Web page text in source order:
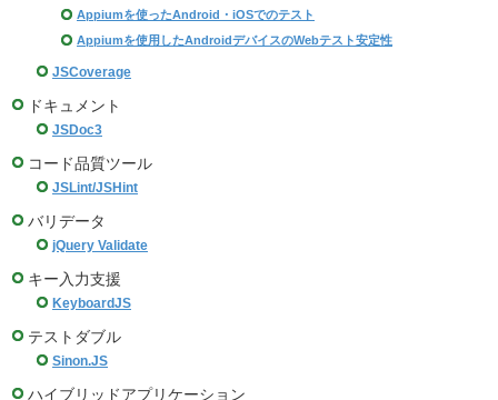
Appiumを使ったAndroid・iOSでのテスト
Appiumを使用したAndroidデバイスのWebテスト安定性
JSCoverage
ドキュメント
JSDoc3
コード品質ツール
JSLint/JSHint
バリデータ
jQuery Validate
キー入力支援
KeyboardJS
テストダブル
Sinon.JS
ハイブリッドアプリケーション